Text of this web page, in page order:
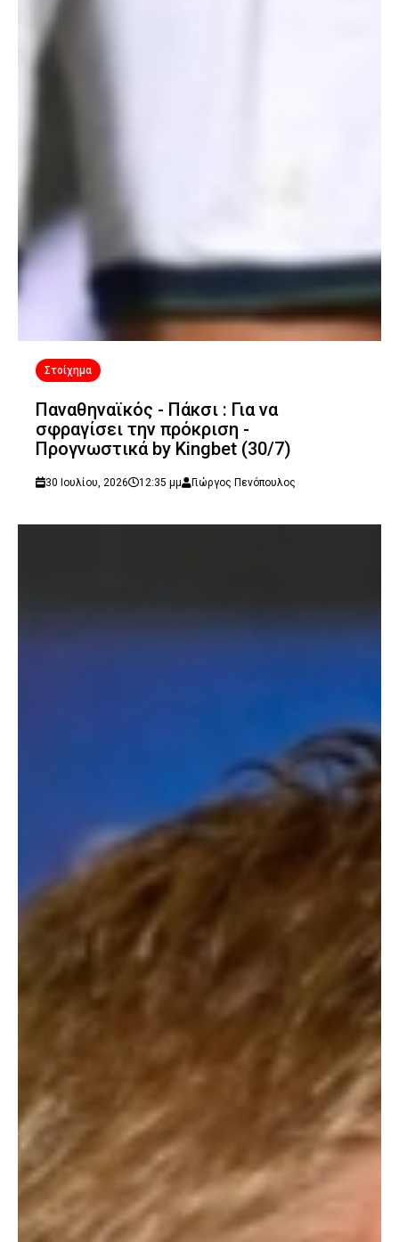
Στοίχημα
Παναθηναϊκός - Πάκσι : Για να
σφραγίσει την πρόκριση -
Προγνωστικά by Kingbet (30/7)
30 Ιουλίου, 2026 12:35 μμ Γιώργος Πενόπουλος